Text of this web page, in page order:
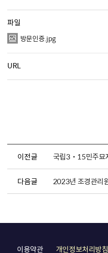
파일
방문인증.jpg
URL
이전글
다음글
이용약관 개인정보처리방침